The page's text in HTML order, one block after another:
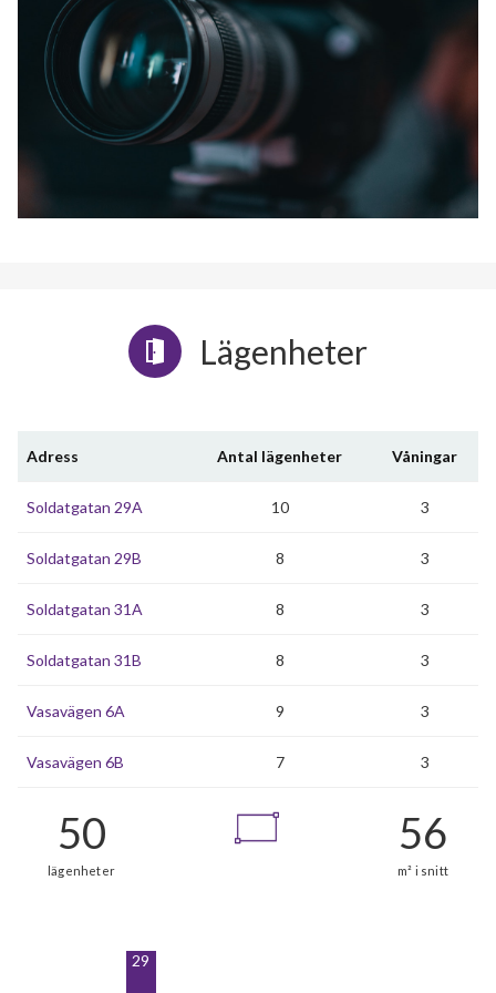
Lägenheter
Adress Antal lägenheter Våningar
Soldatgatan 29A 10 3
Soldatgatan 29B 8 3
Soldatgatan 31A 8 3
Soldatgatan 31B 8 3
Vasavägen 6A 9 3
Vasavägen 6B 7 3
29